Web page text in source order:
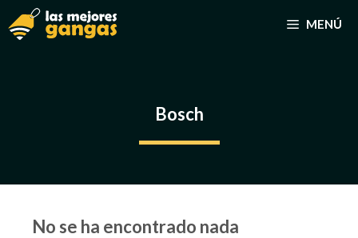
Saltar
al
MENÚ
Bosch
No se ha encontrado nada